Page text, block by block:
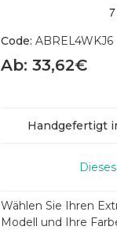
Code: ABREL4WKJ6
Ab: 33,62€
Handgefertigt
Wählen Sie Ihren
Modell und Ihre